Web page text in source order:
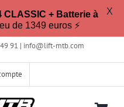
91 | info@lift-mtb.com
CLASSIC + Batterie à
de 1349 euros ⚡
X